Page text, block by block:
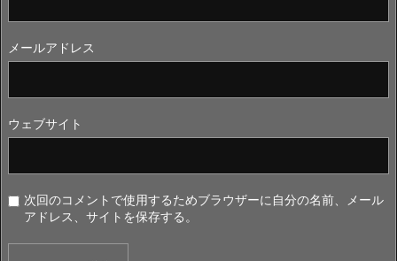
メールアドレス
ウェブサイト
次回のコメントで使用するためブラウザーに自分の名前、メール
アドレス、サイトを保存する。